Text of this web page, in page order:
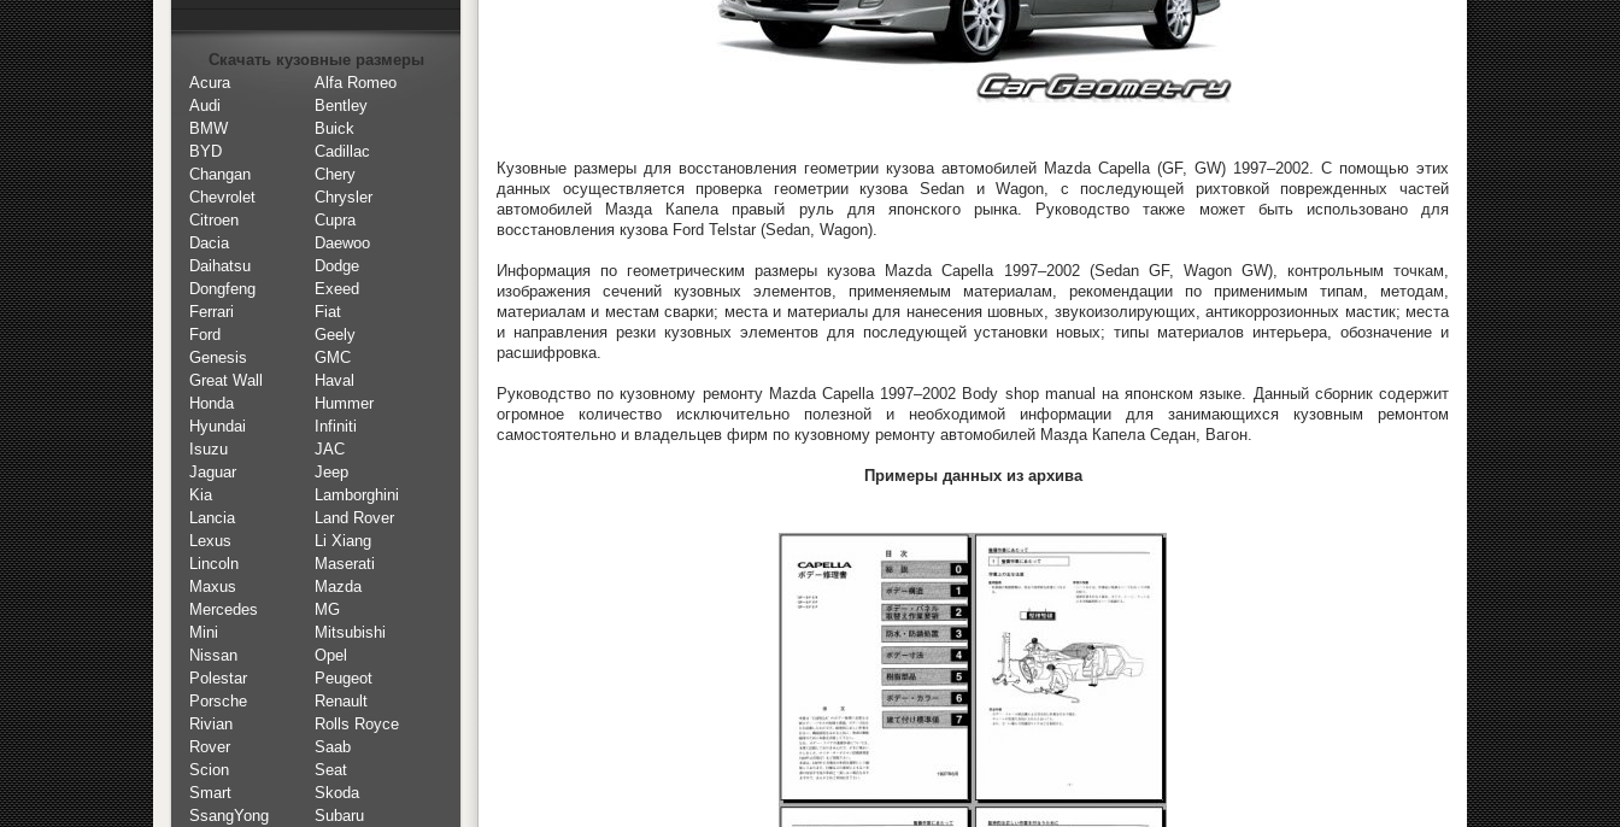
Кузовные размеры для восстановления геометрии кузова автомобилей Mazda Capella (GF, GW) 1997–2002. С помощью этих
данных осуществляется проверка геометрии кузова Sedan и Wagon, с последующей рихтовкой поврежденных частей
автомобилей Мазда Капела правый руль для японского рынка. Руководство также может быть использовано для
восстановления кузова Ford Telstar (Sedan, Wagon).
Информация по геометрическим размеры кузова Mazda Capella 1997–2002 (Sedan GF, Wagon GW), контрольным точкам,
изображения сечений кузовных элементов, применяемым материалам, рекомендации по применимым типам, методам,
материалам и местам сварки; места и материалы для нанесения шовных, звукоизолирующих, антикоррозионных мастик; места
и направления резки кузовных элементов для последующей установки новых; типы материалов интерьера, обозначение и
расшифровка.
Руководство по кузовному ремонту Mazda Capella 1997–2002 Body shop manual на японском языке. Данный сборник содержит
огромное количество исключительно полезной и необходимой информации для занимающихся кузовным ремонтом
самостоятельно и владельцев фирм по кузовному ремонту автомобилей Мазда Капела Седан, Вагон.
Примеры данных из архива
Скачать кузовные размеры
Acura
Alfa Romeo
Audi
Bentley
BMW
Buick
BYD
Cadillac
Changan
Chery
Chevrolet
Chrysler
Citroen
Cupra
Dacia
Daewoo
Daihatsu
Dodge
Dongfeng
Exeed
Ferrari
Fiat
Ford
Geely
Genesis
GMC
Great Wall
Haval
Honda
Hummer
Hyundai
Infiniti
Isuzu
JAC
Jaguar
Jeep
Kia
Lamborghini
Lancia
Land Rover
Lexus
Li Xiang
Lincoln
Maserati
Maxus
Mazda
Mercedes
MG
Mini
Mitsubishi
Nissan
Opel
Polestar
Peugeot
Porsche
Renault
Rivian
Rolls Royce
Rover
Saab
Scion
Seat
Smart
Skoda
SsangYong
Subaru